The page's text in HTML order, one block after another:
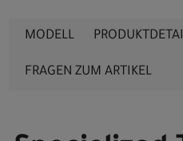
MODELL
FRAGEN ZUM ARTIKEL